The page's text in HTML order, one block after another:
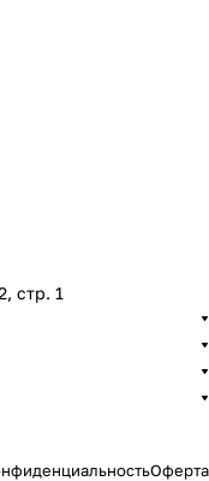
стр. 1
Оферта